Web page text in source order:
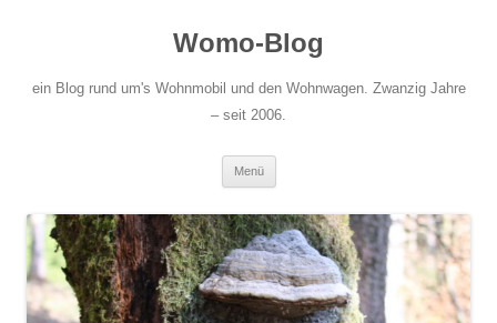
Womo-Blog
ein Blog rund um's Wohnmobil und den Wohnwagen. Zwanzig Jahre
– seit 2006.
Menü